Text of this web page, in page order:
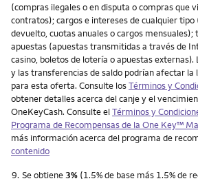
(compras ilegales o en disputa o compras que
contratos); cargos e intereses de cualquier tipo
devuelto, cuotas anuales o cargos mensuales);
apuestas (apuestas transmitidas a través de
casino, boletos de lotería o apuestas
y las transferencias de saldo podrían afectar la
para esta oferta. Consulte losTérminos y
obtener detalles acerca del canje y el
OneKeyCash. Consulte elTérminos y
Programa de Recompensas de la One Key™
más información acerca del programa de
contenido
Nota
9. Se obtiene 3% (1.5% de base más 1.5% de